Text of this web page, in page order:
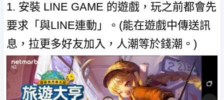
1. 安裝 LINE GAME 的遊戲，玩之前都會先
要求「與LINE連動」。(能在遊戲中傳送訊
息，拉更多好友加入，人潮等於錢潮。)